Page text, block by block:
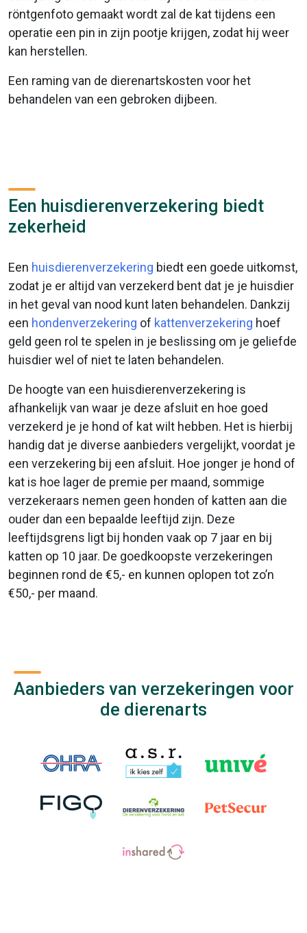
röntgenfoto gemaakt wordt zal de kat tijdens een
operatie een pin in zijn pootje krijgen, zodat hij weer
kan herstellen.
Een raming van de dierenartskosten voor het
behandelen van een gebroken dijbeen.
Een huisdierenverzekering biedt
zekerheid
Een huisdierenverzekering biedt een goede uitkomst,
zodat je er altijd van verzekerd bent dat je je huisdier
in het geval van nood kunt laten behandelen. Dankzij
een hondenverzekering of kattenverzekering hoef
geld geen rol te spelen in je beslissing om je geliefde
huisdier wel of niet te laten behandelen.
De hoogte van een huisdierenverzekering is
afhankelijk van waar je deze afsluit en hoe goed
verzekerd je je hond of kat wilt hebben. Het is hierbij
handig dat je diverse aanbieders vergelijkt, voordat je
een verzekering bij een afsluit. Hoe jonger je hond of
kat is hoe lager de premie per maand, sommige
verzekeraars nemen geen honden of katten aan die
ouder dan een bepaalde leeftijd zijn. Deze
leeftijdsgrens ligt bij honden vaak op 7 jaar en bij
katten op 10 jaar. De goedkoopste verzekeringen
beginnen rond de €5,- en kunnen oplopen tot zo’n
€50,- per maand.
Aanbieders van verzekeringen voor
de dierenarts